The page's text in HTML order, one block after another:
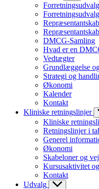
DMCG-Samling
Hvad er en
Vedtægter
Grundlæggelse
Strategi og
Økonomi
Kalender
Kontakt
Kliniske retningslinjer
Kliniske
Retningslinjer i
Generel
Økonomi
Skabeloner og
Kursusaktivitet
Kontakt
Udvalg